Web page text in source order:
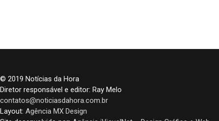
© 2019 Notícias da Hora
Diretor responsável e editor: Ray Melo
contatos@noticiasdahora.com.br
Layout: Agência MX Design